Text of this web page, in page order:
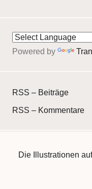
Powered by
RSS – Beiträge
RSS – Kommentare
Die Illustrationen